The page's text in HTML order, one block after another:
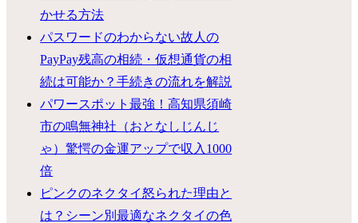
かせる方法
パスワードのわからない故人の
PayPay残高の相続・仮想通貨の相
続は可能か？手続きの流れを解説
パワースポット最強！高知県須崎
市の鳴無神社（おとなしじんじ
ゃ）驚愕の金運アップで収入1000
倍
ピンクのネクタイ怒られた理由と
は？シーン別最適なネクタイの色